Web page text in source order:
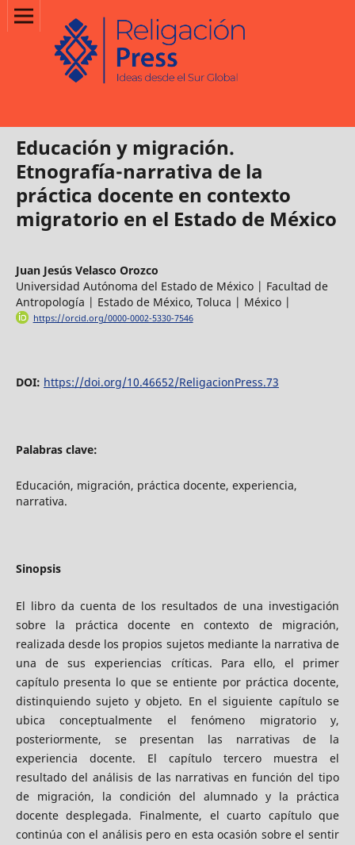
Educación y migración.
Etnografía-narrativa de la
práctica docente en contexto
migratorio en el Estado de México
Juan Jesús Velasco Orozco
Universidad Autónoma del Estado de México | Facultad de
Antropología | Estado de México, Toluca | México |
https://orcid.org/0000-0002-5330-7546
DOI: https://doi.org/10.46652/ReligacionPress.73
Palabras clave:
Educación, migración, práctica docente, experiencia,
narrativa.
Sinopsis
El libro da cuenta de los resultados de una investigación
sobre la práctica docente en contexto de migración,
realizada desde los propios sujetos mediante la narrativa de
una de sus experiencias críticas. Para ello, el primer
capítulo presenta lo que se entiente por práctica docente,
distinquiendo sujeto y objeto. En el siguiente capítulo se
ubica conceptualmente el fenómeno migratorio y,
posteriormente, se presentan las narrativas de la
experiencia docente. El capítulo tercero muestra el
resultado del análisis de las narrativas en función del tipo
de migración, la condición del alumnado y la práctica
docente desplegada. Finalmente, el cuarto capítulo que
continúa con el análisis pero en esta ocasión sobre el sentir